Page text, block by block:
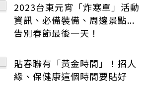
2023台東元宵「炸寒單」活動
資訊、必備裝備、周邊景點...
告別春節最後一天！
貼春聯有「黃金時間」！招人
緣、保健康這個時間要貼好